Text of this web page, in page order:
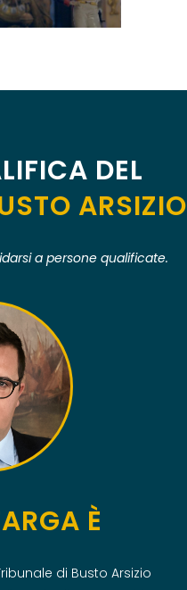
DEL
ARSIZIO
a persone qualificate.
È
di Busto Arsizio